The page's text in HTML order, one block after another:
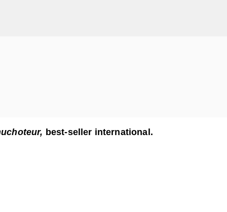
best-seller international.